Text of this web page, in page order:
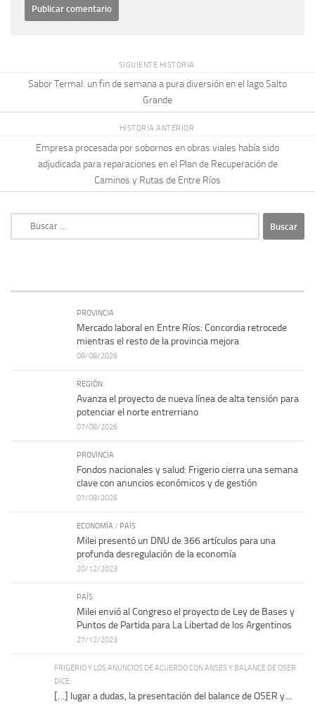
SIGUIENTE HISTORIA
Sabor Termal: un fin de semana a pura diversión en el lago Salto
Grande
HISTORIA ANTERIOR
Empresa procesada por sobornos en obras viales había sido
adjudicada para reparaciones en el Plan de Recuperación de
Caminos y Rutas de Entre Ríos
PROVINCIA
Mercado laboral en Entre Ríos: Concordia retrocede
mientras el resto de la provincia mejora
08/08/2026
REGIÓN
Avanza el proyecto de nueva línea de alta tensión para
potenciar el norte entrerriano
07/08/2026
PROVINCIA
Fondos nacionales y salud: Frigerio cierra una semana
clave con anuncios económicos y de gestión
07/08/2026
ECONOMÍA / PAÍS
Milei presentó un DNU de 366 artículos para una
profunda desregulación de la economía
20/12/2023
PAÍS
Milei envió al Congreso el proyecto de Ley de Bases y
Puntos de Partida para La Libertad de los Argentinos
27/12/2023
FRIGERIO Y LOS ANUNCIOS DE ACUERDO CON ANSES Y BALANCE DE OSER
DICE:
[…] lugar a dudas, la presentación del balance de OSER y...